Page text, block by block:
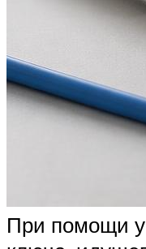
При помощи